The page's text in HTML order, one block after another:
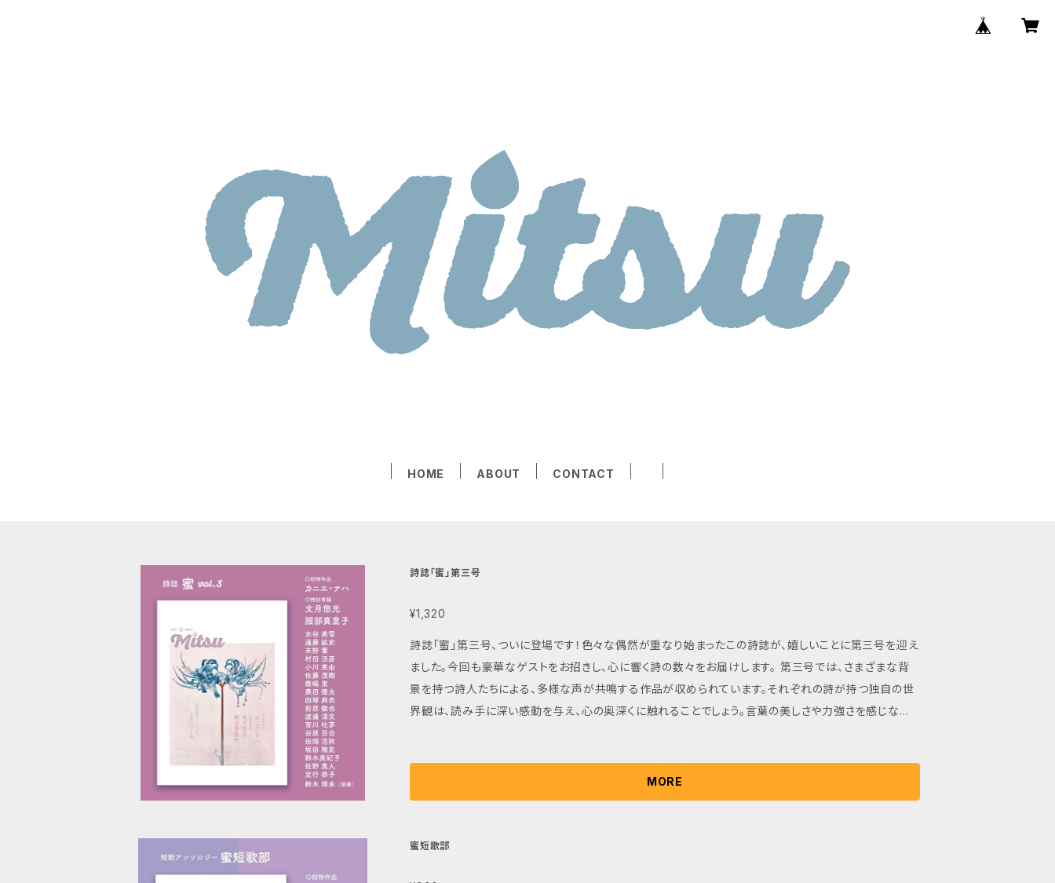
HOME ABOUT CONTACT
詩誌「蜜」第三号
¥1,320
詩誌「蜜」第三号、ついに登場です！色々な偶然が重なり始まったこの詩誌が、嬉しいことに第三号を迎え
ました。今回も豪華なゲストをお招きし、心に響く詩の数々をお届けします。 第三号では、さまざまな背
景を持つ詩人たちによる、多様な声が共鳴する作品が収められています。それぞれの詩が持つ独自の世
界観は、読み手に深い感動を与え、心の奥深くに触れることでしょう。言葉の美しさや力強さを感じなが
ことができるでしょう。ぜひ、この『詩誌「蜜」第三号』を手にし、詩の世界に浸り、あなた自身の思いを見つ
め直す時間を楽しんでみてください。 ※ご注文の際には、発送にお時間をいただく場合がございます。予
MORE
蜜短歌部